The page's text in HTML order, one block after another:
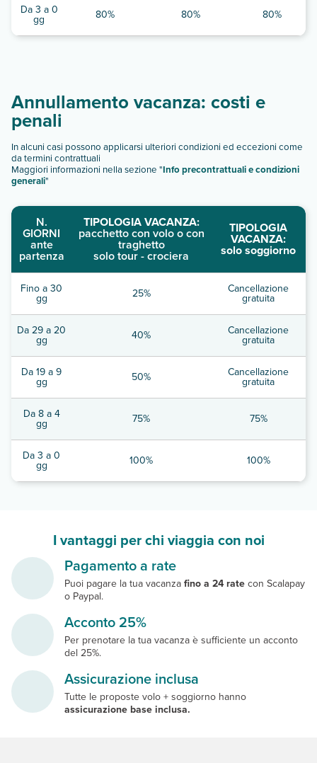
Da 3 a 0
gg 80% 80% 80%
Annullamento vacanza: costi e
penali
In alcuni casi possono applicarsi ulteriori condizioni ed eccezioni come
da termini contrattuali
Maggiori informazioni nella sezione "Info precontrattuali e condizioni
generali"
N.
GIORNI
ante
partenza
TIPOLOGIA VACANZA:
pacchetto con volo o con
traghetto
solo tour - crociera
TIPOLOGIA
VACANZA:
solo soggiorno
Fino a 30
gg 25% Cancellazione
gratuita
Da 29 a 20
gg 40% Cancellazione
gratuita
Da 19 a 9
gg 50% Cancellazione
gratuita
Da 8 a 4
gg 75% 75%
Da 3 a 0
gg 100% 100%
I vantaggi per chi viaggia con noi
Pagamento a rate
Puoi pagare la tua vacanzafino a 24 ratecon Scalapay
o Paypal.
Acconto 25%
Per prenotare la tua vacanza è sufficiente un acconto
del 25%.
Assicurazione inclusa
Tutte le proposte volo + soggiorno hanno
assicurazione base inclusa.